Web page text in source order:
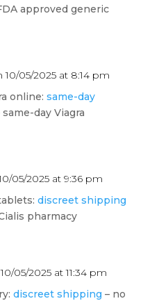
approved generic
10/05/2025 at 8:14 pm
online: same-day
same-day Viagra
05/2025 at 9:36 pm
discreet shipping
pharmacy
05/2025 at 11:34 pm
discreet shipping – no